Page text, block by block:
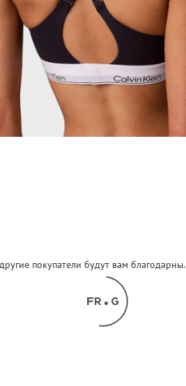
покупатели будут вам благодарны.